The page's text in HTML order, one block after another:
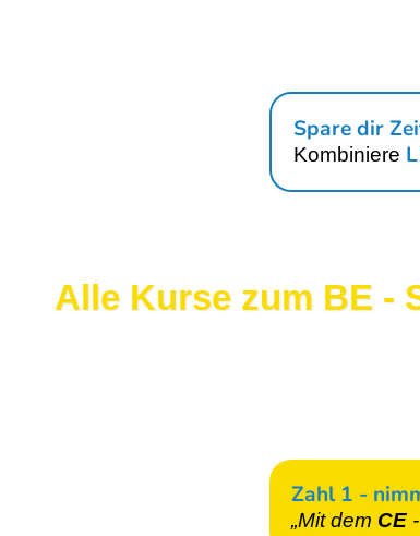
Spare dir
Kombiniere
Alle Kurse zum BE -
Zahl 1 -
„Mit dem CE